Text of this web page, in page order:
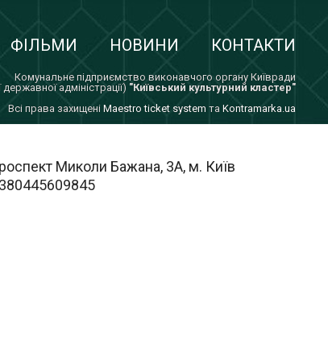
ФІЛЬМИ НОВИНИ КОНТАКТИ
Комунальне підприємство виконавчого органу Київради
державної адміністрації) "Київський культурний кластер"
Всi права захищенi Maestro ticket system та Kontramarka.ua
Миколи Бажана, 3А, м. Київ